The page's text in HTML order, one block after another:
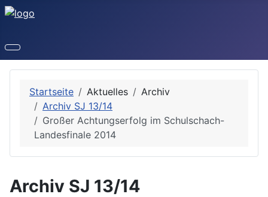
Startseite Aktuelles
Archiv
Archiv SJ 13/14
Großer Achtungserfolg im Schulschach-
Landesfinale 2014
Archiv SJ 13/14